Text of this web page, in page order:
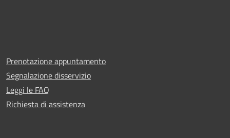
Prenotazione appuntamento
Segnalazione disservizio
Leggi le FAQ
Richiesta di assistenza